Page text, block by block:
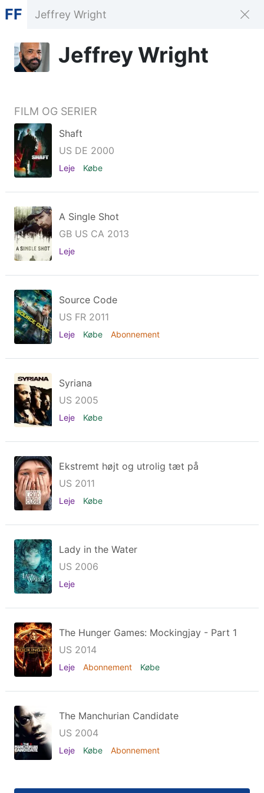
FF
Jeffrey Wright
FILM OG SERIER
Shaft
US DE 2000
Leje Købe
A Single Shot
GB US CA 2013
Leje
Source Code
US FR 2011
Leje Købe Abonnement
Syriana
US 2005
Leje Købe
Ekstremt højt og utrolig tæt på
US 2011
Leje Købe
Lady in the Water
US 2006
Leje
The Hunger Games: Mockingjay - Part 1
US 2014
Leje Abonnement Købe
The Manchurian Candidate
US 2004
Leje Købe Abonnement